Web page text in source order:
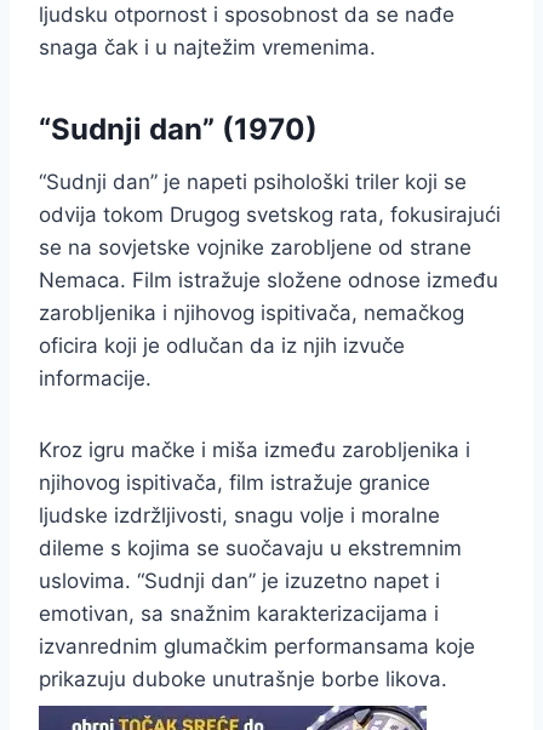
ljudsku otpornost i sposobnost da se nađe
snaga čak i u najtežim vremenima.
“Sudnji dan” (1970)
“Sudnji dan” je napeti psihološki triler koji se
odvija tokom Drugog svetskog rata, fokusirajući
se na sovjetske vojnike zarobljene od strane
Nemaca. Film istražuje složene odnose između
zarobljenika i njihovog ispitivača, nemačkog
oficira koji je odlučan da iz njih izvuče
informacije.
Kroz igru mačke i miša između zarobljenika i
njihovog ispitivača, film istražuje granice
ljudske izdržljivosti, snagu volje i moralne
dileme s kojima se suočavaju u ekstremnim
uslovima. “Sudnji dan” je izuzetno napet i
emotivan, sa snažnim karakterizacijama i
izvanrednim glumačkim performansama koje
prikazuju duboke unutrašnje borbe likova.